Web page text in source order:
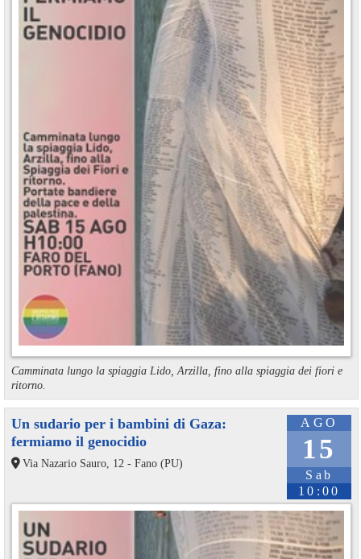
Camminata lungo la spiaggia Lido, Arzilla, fino alla spiaggia dei fiori e
ritorno.
AGO
15
Sab
10:00
Un sudario per i bambini di Gaza:
fermiamo il genocidio
Via Nazario Sauro, 12 - Fano (PU)